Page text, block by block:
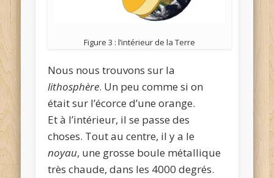
Figure 3 : l’intérieur de la Terre
Nous nous trouvons sur la
lithosphère. Un peu comme si on
était sur l’écorce d’une orange.
Et à l’intérieur, il se passe des
choses. Tout au centre, il y a le
noyau, une grosse boule métallique
très chaude, dans les 4000 degrés.